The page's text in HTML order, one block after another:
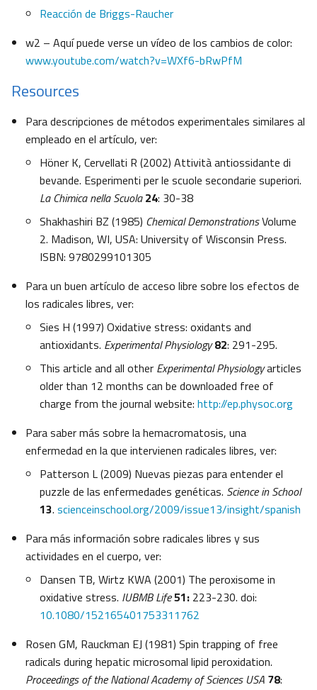
Reacción de Briggs-Raucher
w2 – Aquí puede verse un vídeo de los cambios de color:
www.youtube.com/watch?v=WXf6-bRwPfM
Resources
Para descripciones de métodos experimentales similares al
empleado en el artículo, ver:
Höner K, Cervellati R (2002) Attività antiossidante di
bevande. Esperimenti per le scuole secondarie superiori.
La Chimica nella Scuola 24: 30-38
Shakhashiri BZ (1985) Chemical DemonstrationsVolume
2. Madison, WI, USA: University of Wisconsin Press.
ISBN: 9780299101305
Para un buen artículo de acceso libre sobre los efectos de
los radicales libres, ver:
Sies H (1997) Oxidative stress: oxidants and
antioxidants. Experimental Physiology 82: 291-295.
This article and all other Experimental Physiologyarticles
older than 12 months can be downloaded free of
charge from the journal website: http://ep.physoc.org
Para saber más sobre la hemacromatosis, una
enfermedad en la que intervienen radicales libres, ver:
Patterson L (2009) Nuevas piezas para entender el
puzzle de las enfermedades genéticas. Science in School
13. scienceinschool.org/2009/issue13/insight/spanish
Para más información sobre radicales libres y sus
actividades en el cuerpo, ver:
Dansen TB, Wirtz KWA (2001) The peroxisome in
oxidative stress. IUBMB Life51: 223-230. doi:
10.1080/152165401753311762
Rosen GM, Rauckman EJ (1981) Spin trapping of free
radicals during hepatic microsomal lipid peroxidation.
Proceedings of the National Academy of Sciences USA 78: